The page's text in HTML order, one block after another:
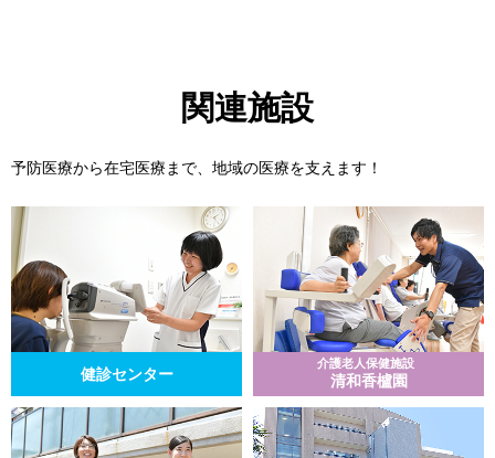
関連施設
予防医療から在宅医療まで、地域の医療を支えます！
健診センター 介護老人保健施設
清和香櫨園